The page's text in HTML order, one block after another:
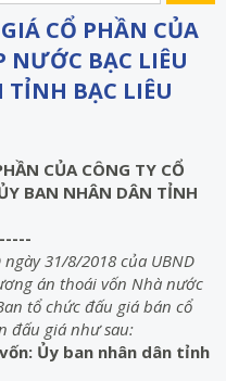
CỔ PHẦN CỦA
NƯỚC BẠC LIÊU
BẠC LIÊU
CỦA CÔNG TY CỔ
BAN NHÂN DÂN TỈNH
31/8/2018 của UBND
án thoái vốn Nhà nước
tổ chức đấu giá bán cổ
đấu giá như sau:
Ủy ban nhân dân tỉnh